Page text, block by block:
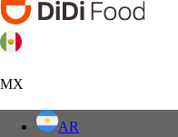
MX
AR